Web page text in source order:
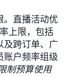
。直播活动优
上限，包括
及跨订单、广
账户频率组级
制预算使用